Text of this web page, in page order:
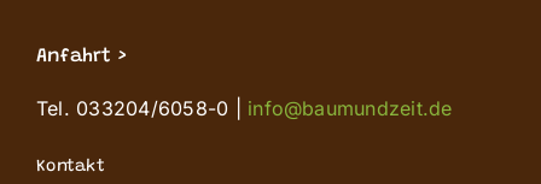
Anfahrt >
Tel. 033204/6058-0 | info@baumundzeit.de
Kontakt